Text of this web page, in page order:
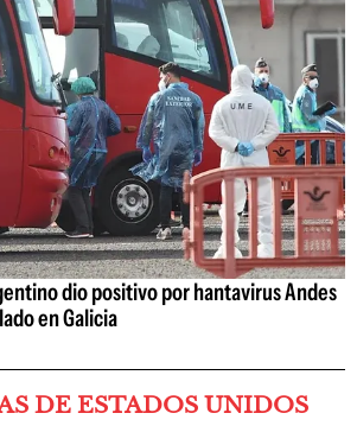
dio positivo por hantavirus Andes
en Galicia
DE ESTADOS UNIDOS